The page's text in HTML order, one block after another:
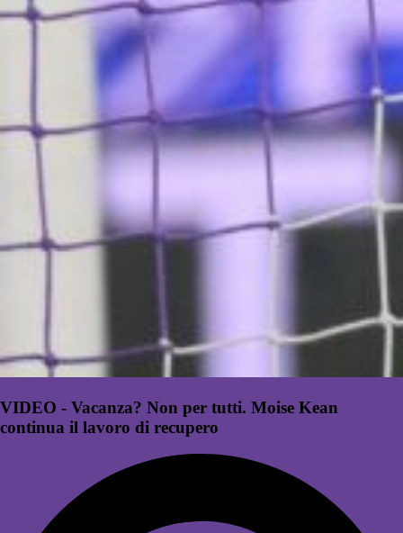
VIDEO - Vacanza? Non per tutti. Moise Kean
continua il lavoro di recupero